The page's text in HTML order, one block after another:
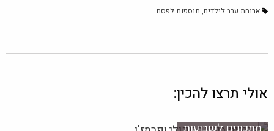
ארוחת ערב לילדים תוספות לפסח
אולי תרצו להכין: